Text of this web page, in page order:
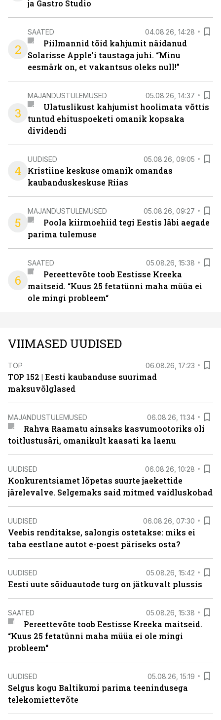
ja Gastro Studio
2
SAATED 04.08.26, 14:28
Piilmannid tõid kahjumit näidanud
Solarisse Apple’i taustaga juhi. “Minu
eesmärk on, et vakantsus oleks null!”
3
MAJANDUSTULEMUSED 05.08.26, 14:37
Ulatuslikust kahjumist hoolimata võttis
tuntud ehituspoeketi omanik kopsaka
dividendi
4
UUDISED 05.08.26, 09:05
Kristiine keskuse omanik omandas
kaubanduskeskuse Riias
5
MAJANDUSTULEMUSED 05.08.26, 09:27
Poola kiirmoehiid tegi Eestis läbi aegade
parima tulemuse
6
SAATED 05.08.26, 15:38
Pereettevõte toob Eestisse Kreeka
maitseid. “Kuus 25 fetatünni maha müüa ei
ole mingi probleem“
VIIMASED UUDISED
TOP 06.08.26, 17:23
TOP 152 | Eesti kaubanduse suurimad
maksuvõlglased
MAJANDUSTULEMUSED 06.08.26, 11:34
Rahva Raamatu ainsaks kasvumootoriks oli
toitlustusäri, omanikult kaasati ka laenu
UUDISED 06.08.26, 10:28
Konkurentsiamet lõpetas suurte jaekettide
järelevalve. Selgemaks said mitmed vaidluskohad
UUDISED 06.08.26, 07:30
Veebis renditakse, salongis ostetakse: miks ei
taha eestlane autot e-poest päriseks osta?
UUDISED 05.08.26, 15:42
Eesti uute sõiduautode turg on jätkuvalt plussis
SAATED 05.08.26, 15:38
Pereettevõte toob Eestisse Kreeka maitseid.
“Kuus 25 fetatünni maha müüa ei ole mingi
probleem“
UUDISED 05.08.26, 15:19
Selgus kogu Baltikumi parima teenindusega
telekomiettevõte